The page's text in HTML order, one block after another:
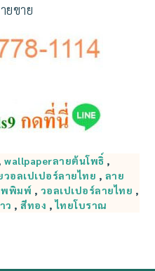
ยขาย
wallpaperลายต้นโพธิ์ ,
วอลเปเปอร์ลายไทย , ลาย
พพิมพ์ , วอลเปเปอร์ลายไทย ,
ว ,สีทอง ,ไทยโบราณ